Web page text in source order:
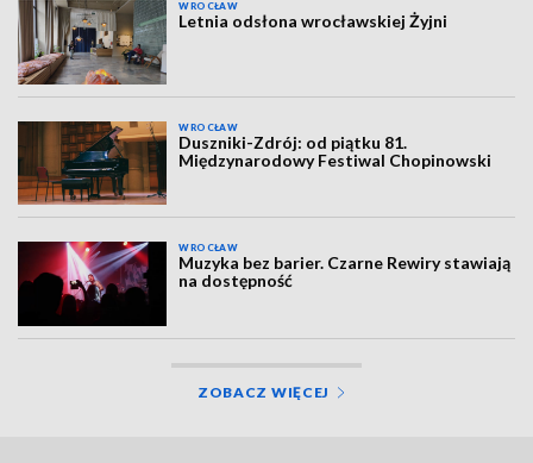
WROCŁAW
Letnia odsłona wrocławskiej Żyjni
WROCŁAW
Duszniki-Zdrój: od piątku 81.
Międzynarodowy Festiwal Chopinowski
WROCŁAW
Muzyka bez barier. Czarne Rewiry stawiają
na dostępność
ZOBACZ WIĘCEJ